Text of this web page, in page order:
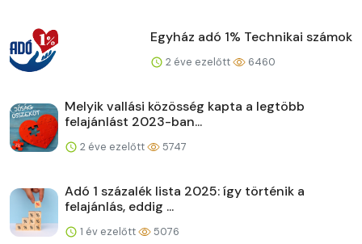
Egyház adó 1% Technikai számok
2 éve ezelőtt 6460
Melyik vallási közösség kapta a legtöbb
felajánlást 2023-ban...
2 éve ezelőtt 5747
Adó 1 százalék lista 2025: így történik a
felajánlás, eddig ...
1 év ezelőtt 5076